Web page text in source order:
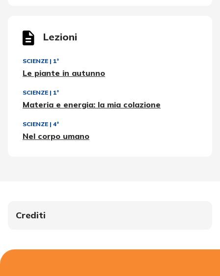
Lezioni
SCIENZE | 1ª
Le piante in autunno
SCIENZE | 1ª
Materia e energia: la mia colazione
SCIENZE | 4ª
Nel corpo umano
Crediti